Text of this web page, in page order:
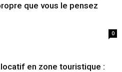
que vous le pensez
0
en zone touristique :